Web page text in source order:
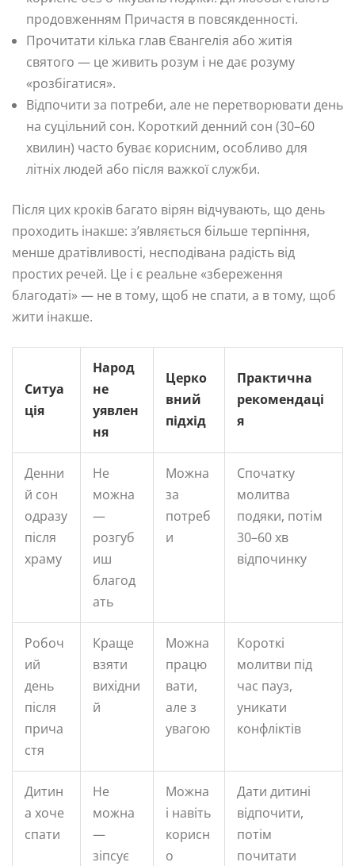
продовженням Причастя в повсякденності.
Прочитати кілька глав Євангелія або житія
святого — це живить розум і не дає розуму
«розбігатися».
Відпочити за потреби, але не перетворювати день
на суцільний сон. Короткий денний сон (30–60
хвилин) часто буває корисним, особливо для
літніх людей або після важкої служби.
Після цих кроків багато вірян відчувають, що день
проходить інакше: з’являється більше терпіння,
менше дратівливості, несподівана радість від
простих речей. Це і є реальне «збереження
благодаті» — не в тому, щоб не спати, а в тому, щоб
жити інакше.
Ситуа
ція
Народ
не
уявлен
ня
Церко
вний
підхід
Практична
рекомендаці
я
Денни
й сон
одразу
після
храму
Не
можна
—
розгуб
иш
благод
ать
Можна
за
потреб
и
Спочатку
молитва
подяки, потім
30–60 хв
відпочинку
Робоч
ий
день
після
прича
стя
Краще
взяти
вихідни
й
Можна
працю
вати,
але з
увагою
Короткі
молитви під
час пауз,
уникати
конфліктів
Дитин
а хоче
спати
Не
можна
—
зіпсує
Можна
і навіть
корисн
о
Дати дитині
відпочити,
потім
почитати